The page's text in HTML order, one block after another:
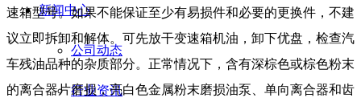
新闻中心
公司动态
行业资讯
速箱型号。如果不能保证至少有易损件和必要的更换件，不建
议立即拆卸和解体。可先放干变速箱机油，卸下优盘，检查汽
车残油品种的杂质部分。正常情况下，含有深棕色或棕色粉末
的离合器片磨损，亮白色金属粉末磨损油泵、单向离合器和齿